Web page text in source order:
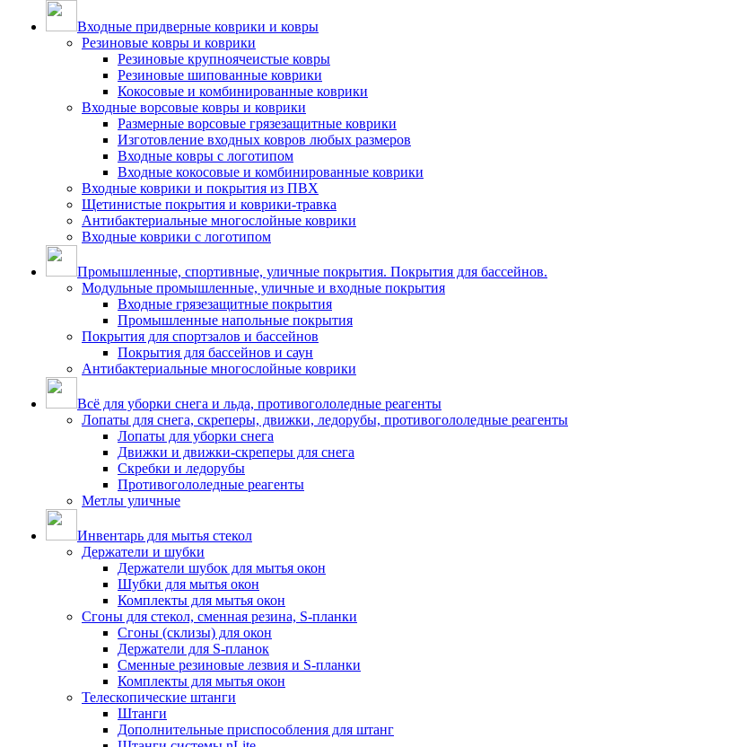
Входные придверные коврики и ковры
Резиновые ковры и коврики
Резиновые крупноячеистые ковры
Резиновые шипованные коврики
Кокосовые и комбинированные коврики
Входные ворсовые ковры и коврики
Размерные ворсовые грязезащитные коврики
Изготовление входных ковров любых размеров
Входные ковры с логотипом
Входные кокосовые и комбинированные коврики
Входные коврики и покрытия из ПВХ
Щетинистые покрытия и коврики-травка
Антибактериальные многослойные коврики
Входные коврики с логотипом
Промышленные, спортивные, уличные покрытия. Покрытия для бассейнов.
Модульные промышленные, уличные и входные покрытия
Входные грязезащитные покрытия
Промышленные напольные покрытия
Покрытия для спортзалов и бассейнов
Покрытия для бассейнов и саун
Антибактериальные многослойные коврики
Всё для уборки снега и льда, противогололедные реагенты
Лопаты для снега, скреперы, движки, ледорубы, противогололедные реагенты
Лопаты для уборки снега
Движки и движки-скреперы для снега
Скребки и ледорубы
Противогололедные реагенты
Метлы уличные
Инвентарь для мытья стекол
Держатели и шубки
Держатели шубок для мытья окон
Шубки для мытья окон
Комплекты для мытья окон
Сгоны для стекол, сменная резина, S-планки
Сгоны (склизы) для окон
Держатели для S-планок
Сменные резиновые лезвия и S-планки
Комплекты для мытья окон
Телескопические штанги
Штанги
Дополнительные приспособления для штанг